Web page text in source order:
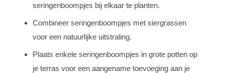
seringenboompjes bij elkaar te planten.
Combineer seringenboompjes met siergrassen
voor een natuurlijke uitstraling.
Plaats enkele seringenboompjes in grote potten op
je terras voor een aangename toevoeging aan je